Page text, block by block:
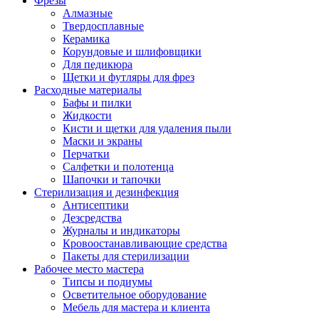
Алмазные
Твердосплавные
Керамика
Корундовые и шлифовщики
Для педикюра
Щетки и футляры для фрез
Расходные материалы
Бафы и пилки
Жидкости
Кисти и щетки для удаления пыли
Маски и экраны
Перчатки
Салфетки и полотенца
Шапочки и тапочки
Стерилизация и дезинфекция
Антисептики
Дезсредства
Журналы и индикаторы
Кровоостанавливающие средства
Пакеты для стерилизации
Рабочее место мастера
Типсы и подиумы
Осветительное оборудование
Мебель для мастера и клиента